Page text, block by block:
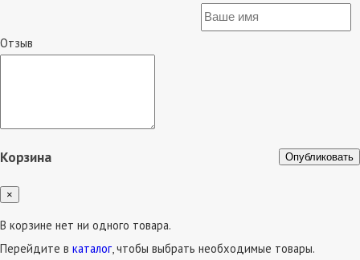
Отзыв
Опубликовать
Корзина
×
В корзине нет ни одного товара.
Перейдите в каталог, чтобы выбрать необходимые товары.